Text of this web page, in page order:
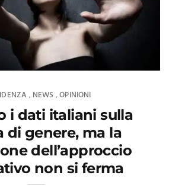
, NEWS ,OPINIONI
i dati italiani sulla
di genere, ma la
dell’approccio
non si ferma